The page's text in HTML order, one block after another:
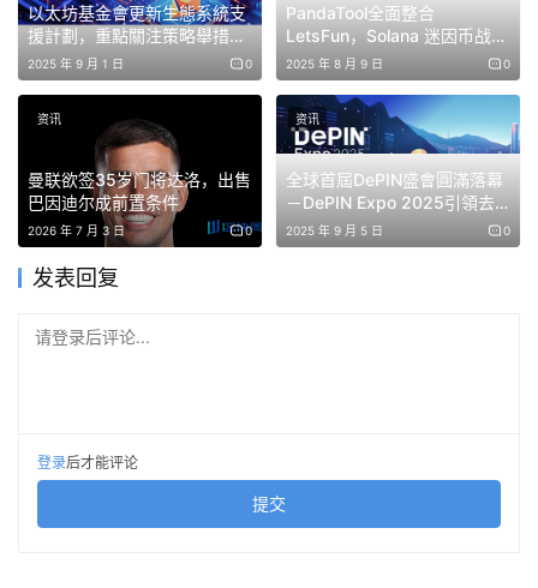
此舉正值加密貨幣公司競相建構穩定幣支付生態系統和嵌入
式金融服務之際，競爭日益激烈。隨著穩定幣在國際結算和
資金管理領域日益普及，業內人士也越來越關注跨國支付系
統。透過整合 Reap 的基礎設施，Kraken 有望增強其機構
和主經紀商服務，同時擴大其在全球支付領域的影響力。
據報道，Reap在2025年實現了盈利，並且在收購協議達成
元網路（Global Dollar Network），該網路致力於擴展基
於穩定幣的結算基礎設施，並提升金融平台間的互通性。
NinjaTrader，並投資衍生性商品交易、代幣化基礎設施和
機構金融產品。最新的協議進一步表明，Kraken 的意圖是
將自身定位為更廣泛的金融基礎設施提供商，而不僅僅是加
以太坊基金會更新生態系統支
援計劃，重點關注策略舉措和
積極成長
2025 年 9 月 1 日 0
PandaTool全面整合
LetsFun，Solana 迷因币战场
硝烟再起
2025 年 8 月 9 日 0
曼联欲签35岁门将达洛，出售
巴因迪尔成前置条件
2026 年 7 月 3 日 0
资讯
全球首屆DePIN盛會圓滿落幕
－DePIN Expo 2025引領去
中心化基礎建設新浪潮
2025 年 9 月 5 日 0
资讯
发表回复
请登录后评论...
登录后才能评论
提交